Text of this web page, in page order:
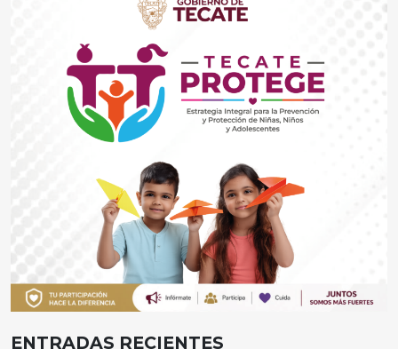
ENTRADAS RECIENTES